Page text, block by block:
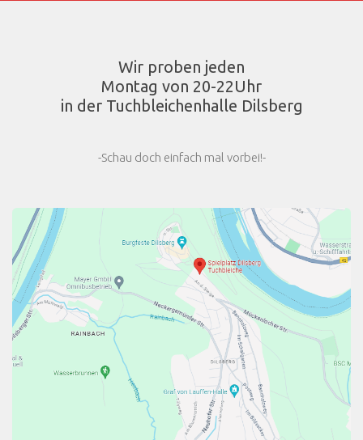
Wir proben jeden
Montag von 20-22Uhr
in der Tuchbleichenhalle Dilsberg
-Schau doch einfach mal vorbei!-